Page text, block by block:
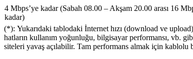
4 Mbps’ye kadar (Sabah 08.00 – Akşam 20.00 arası 16
kadar)
(*): Yukarıdaki tablodaki İnternet hızı (download ve
hatların kullanım yoğunluğu, bilgisayar performansı, vb.
siteleri yavaş açılabilir. Tam performans almak için kablolu